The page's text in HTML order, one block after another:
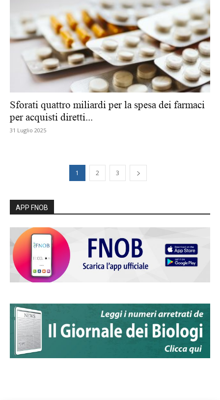
Sforati quattro miliardi per la spesa dei farmaci
per acquisti diretti...
31 Luglio 2025
1 2 3
APP FNOB